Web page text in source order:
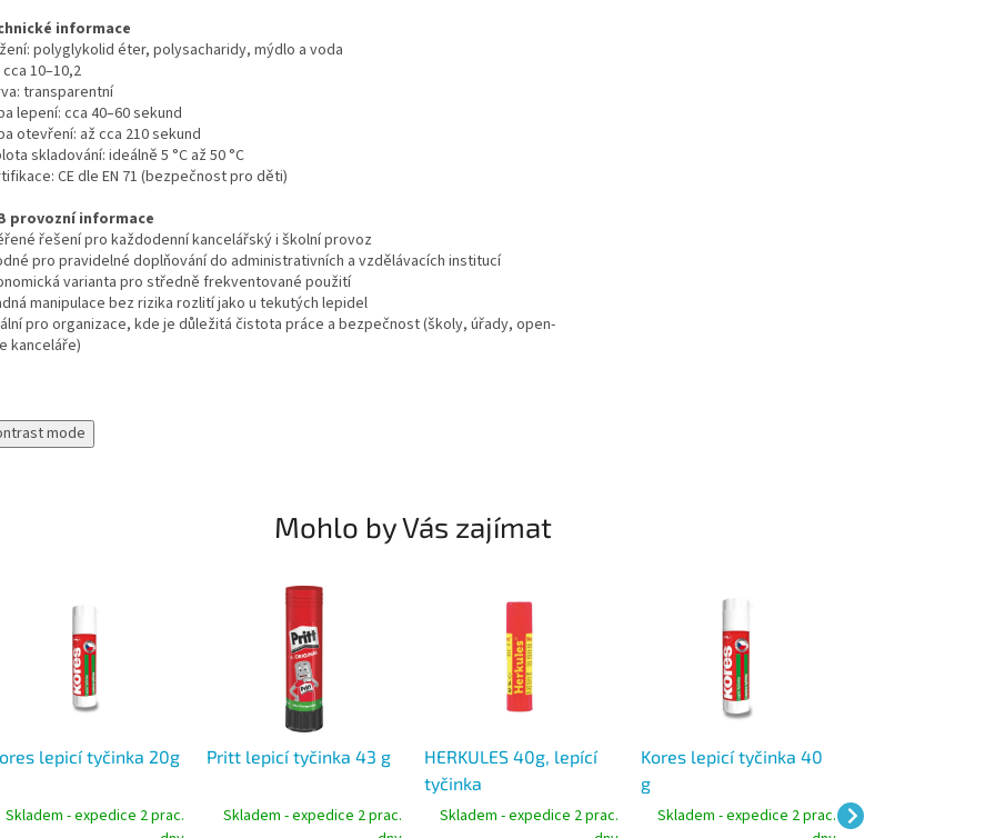
informace
polyglykolid éter, polysacharidy, mýdlo a voda
cca 10–10,2
transparentní
lepení: cca 40–60 sekund
otevření: až cca 210 sekund
skladování: ideálně 5 °C až 50 °C
CE dle EN 71 (bezpečnost pro děti)
provozní informace
řešení pro každodenní kancelářský i školní provoz
pro pravidelné doplňování do administrativních a vzdělávacích institucí
varianta pro středně frekventované použití
manipulace bez rizika rozlití jako u tekutých lepidel
pro organizace, kde je důležitá čistota práce a bezpečnost (školy, úřady, open-
kanceláře)
mode
Mohlo by Vás zajímat
lepicí tyčinka 20g
Skladem - expedice 2 prac.
Pritt lepicí tyčinka 43 g
Skladem - expedice 2 prac.
HERKULES 40g, lepící
tyčinka
Skladem - expedice 2 prac.
Kores lepicí tyčinka 40
g
Skladem - expedice 2 prac.